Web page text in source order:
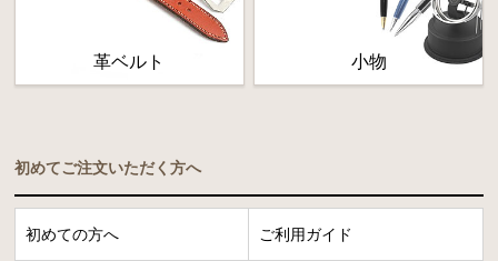
革ベルト 小物
初めてご注文いただく方へ
初めての方へ ご利用ガイド